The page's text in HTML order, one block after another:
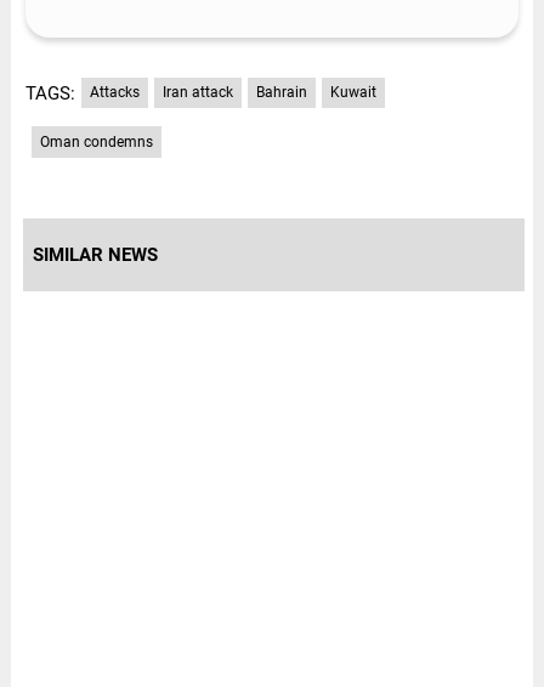
TAGS: Attacks Iran attack Bahrain Kuwait
Oman condemns
SIMILAR NEWS